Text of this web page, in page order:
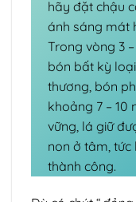
hãy đặt chậu
ánh sáng mát
Trong vòng 3
bón bất kỳ
thương, bón
khoảng 7 – 10
vững, lá giữ
non ở tâm,
thành công.